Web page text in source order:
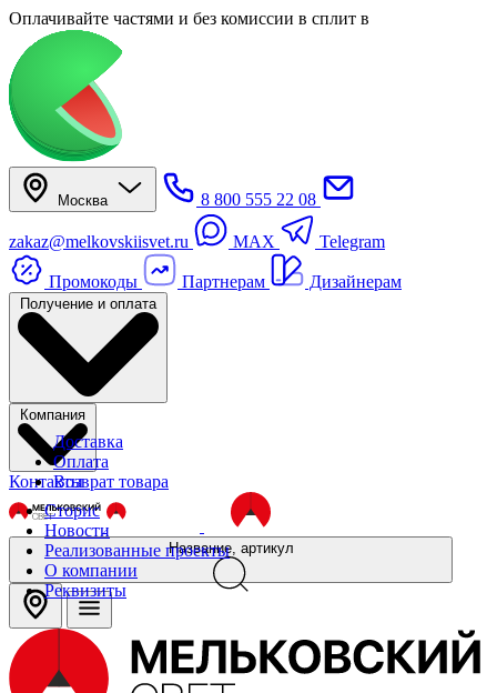
Оплачивайте частями и без комиссии в сплит в
Москва 8 800 555 22 08
zakaz@melkovskiisvet.ru MAX Telegram
Промокоды Партнерам Дизайнерам
Получение и оплата
Доставка
Оплата
Возврат товара
Компания
Сторис
Новости
Реализованные проекты
О компании
Реквизиты
Контакты
Название, артикул